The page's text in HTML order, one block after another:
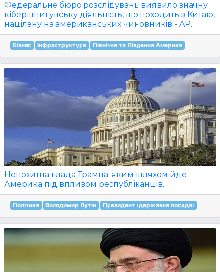
Федеральне бюро розслідувань виявило значну
кібершпигунську діяльність, що походить з Китаю,
націлену на американських чиновників - AP.
Бізнес Інфраструктура Північна та Південна Америка
Непохитна влада Трампа: яким шляхом йде
Америка під впливом республіканців.
Політика Володимир Путін Президент (державна посада)